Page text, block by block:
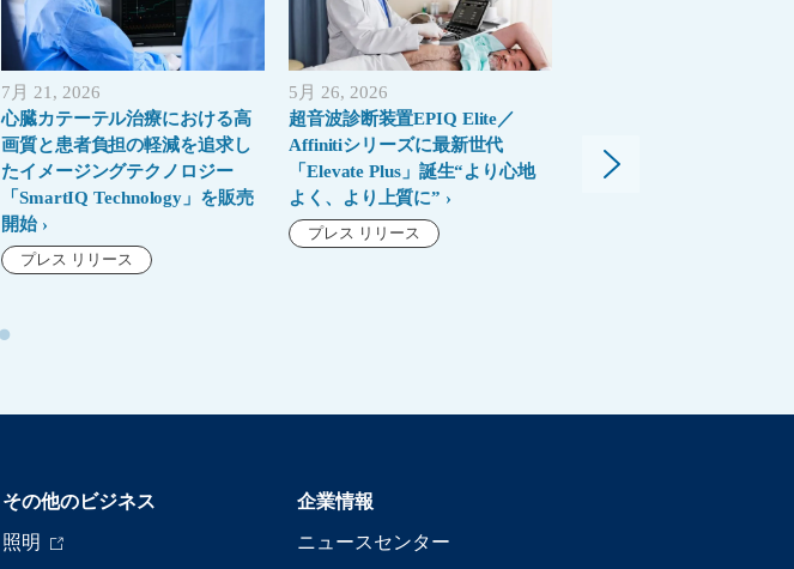
7月 21, 2026
心臓カテーテル治療における高
画質と患者負担の軽減を追求し
たイメージングテクノロジー
「SmartIQ Technology」を販売
開始
プレス リリース
5月 26, 2026
超音波診断装置EPIQ Elite／
Affinitiシリーズに最新世代
「Elevate Plus」誕生“より心地
よく、より上質に”
プレス リリース
が重要なのか
その他のビジネス
照明
企業情報
ニュースセンター